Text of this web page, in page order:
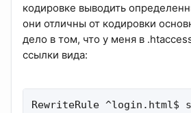
кодировке выводить
они отличны от кодировки
дело в том, что у меня в
ссылки вида:
RewriteRule ^login.html$